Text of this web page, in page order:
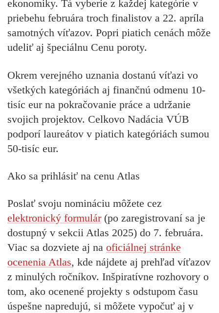
ekonomiky. Tá vyberie z každej kategórie v
priebehu februára troch finalistov a 22. apríla
samotných víťazov. Popri piatich cenách môže
udeliť aj špeciálnu Cenu poroty.
Okrem verejného uznania dostanú víťazi vo
všetkých kategóriách aj finančnú odmenu 10-
tisíc eur na pokračovanie práce a udržanie
svojich projektov. Celkovo Nadácia VÚB
podporí laureátov v piatich kategóriách sumou
50-tisíc eur.
Ako sa prihlásiť na cenu Atlas
Poslať svoju nomináciu môžete cez
elektronický formulár(po zaregistrovaní sa je
dostupný v sekcii Atlas 2025) do 7. februára.
Viac sa dozviete aj na oficiálnej stránke
ocenenia Atlas, kde nájdete aj prehľad víťazov
z minulých ročníkov. Inšpiratívne rozhovory o
tom, ako ocenené projekty s odstupom času
úspešne napredujú, si môžete vypočuť aj v